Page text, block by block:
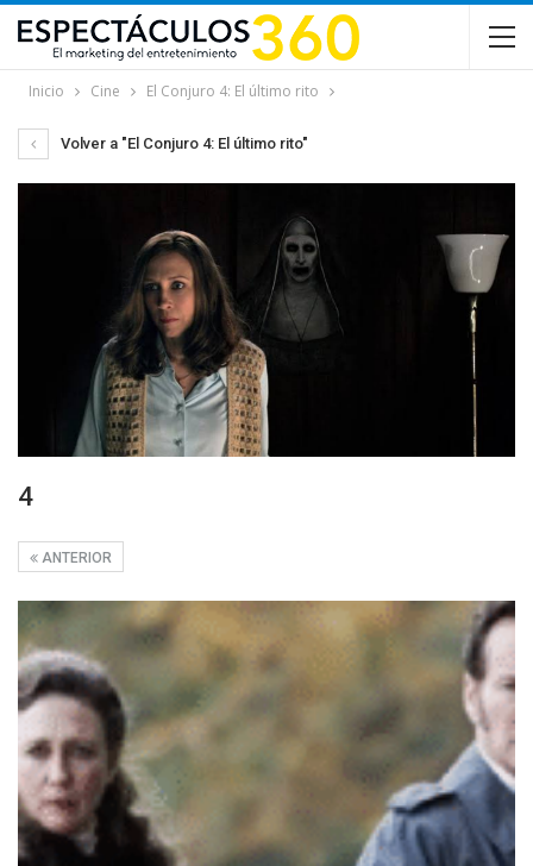
Inicio Cine El Conjuro 4: El último rito
Volver a "El Conjuro 4: El último rito"
4
ANTERIOR